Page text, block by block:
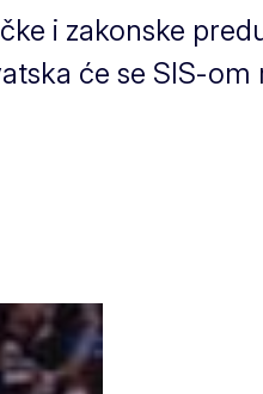
i zakonske
će se SIS-om